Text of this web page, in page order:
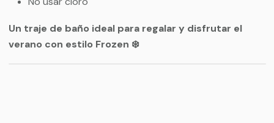
Un traje de baño ideal para regalar y disfrutar el
verano con estilo Frozen ❄️